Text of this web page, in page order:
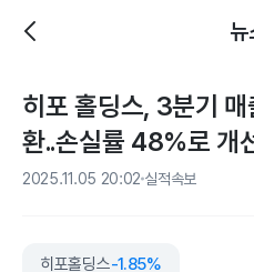
뉴
히포 홀딩스, 3분기
환..손실률 48%로 개
2025.11.05 20:02 실적속보
히포홀딩스-1.85%